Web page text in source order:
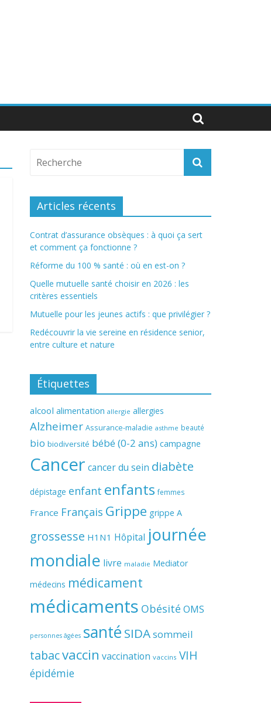
Articles récents
Contrat d’assurance obsèques : à quoi ça sert
et comment ça fonctionne ?
Réforme du 100 % santé : où en est-on ?
Quelle mutuelle santé choisir en 2026 : les
critères essentiels
Mutuelle pour les jeunes actifs : que privilégier ?
Redécouvrir la vie sereine en résidence senior,
entre culture et nature
Étiquettes
alcool alimentation allergie allergies
Alzheimer Assurance-maladie asthme beauté
bio biodiversité bébé (0-2 ans) campagne
Cancer cancer du sein diabète
dépistage enfant enfants femmes
France Français Grippe grippe A
grossesse H1N1 Hôpital journée
mondiale livre maladie Mediator
médecins médicament
médicaments Obésité OMS
personnes âgées santé SIDAsommeil
tabacvaccin vaccination vaccins VIH
épidémie